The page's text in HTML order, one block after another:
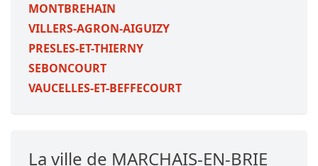
MONTBREHAIN
VILLERS-AGRON-AIGUIZY
PRESLES-ET-THIERNY
SEBONCOURT
VAUCELLES-ET-BEFFECOURT
La ville de MARCHAIS-EN-BRIE